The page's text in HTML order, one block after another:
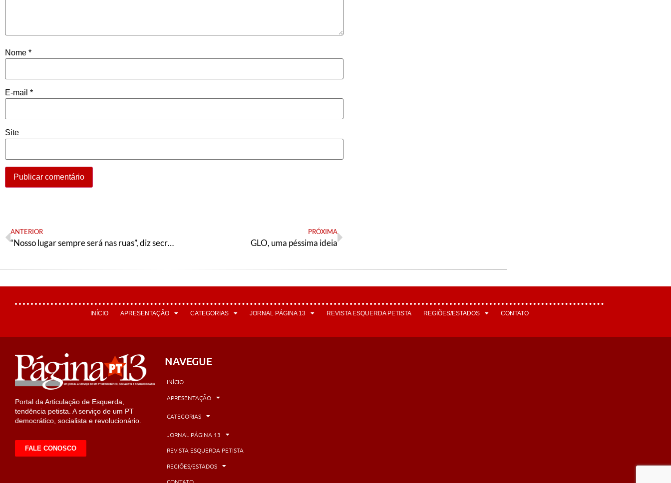
Nome *
E-mail *
Site
ANTERIOR
“Nosso lugar sempre será nas ruas”, diz secretária-geral da CUT/RN
PRÓXIMA
GLO, uma péssima ideia
INÍCIO APRESENTAÇÃO CATEGORIAS JORNAL PÁGINA 13 REVISTA ESQUERDA PETISTA REGIÕES/ESTADOS CONTATO
Portal da Articulação de Esquerda,
tendência petista. A serviço de um PT
democrático, socialista e revolucionário.
FALE CONOSCO
NAVEGUE
INÍCIO
APRESENTAÇÃO
CATEGORIAS
JORNAL PÁGINA 13
REVISTA ESQUERDA PETISTA
REGIÕES/ESTADOS